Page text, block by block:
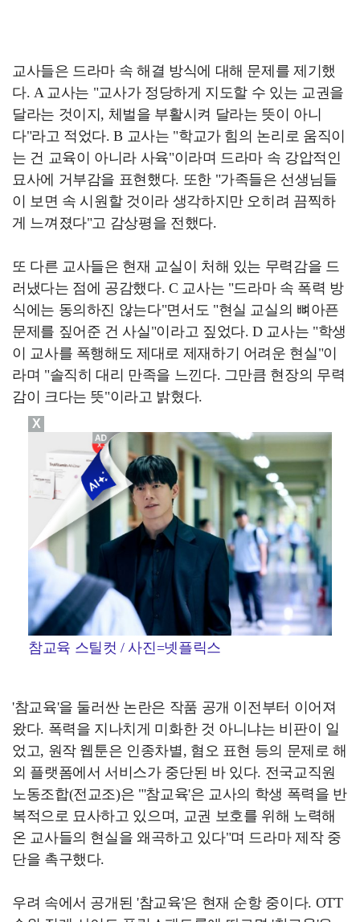
교사들은 드라마 속 해결 방식에 대해 문제를 제기했
다. A 교사는 "교사가 정당하게 지도할 수 있는 교권을
달라는 것이지, 체벌을 부활시켜 달라는 뜻이 아니
다"라고 적었다. B 교사는 "학교가 힘의 논리로 움직이
는 건 교육이 아니라 사육"이라며 드라마 속 강압적인
묘사에 거부감을 표현했다. 또한 "가족들은 선생님들
이 보면 속 시원할 것이라 생각하지만 오히려 끔찍하
게 느껴졌다"고 감상평을 전했다.
또 다른 교사들은 현재 교실이 처해 있는 무력감을 드
러냈다는 점에 공감했다. C 교사는 "드라마 속 폭력 방
식에는 동의하진 않는다"면서도 "현실 교실의 뼈아픈
문제를 짚어준 건 사실"이라고 짚었다. D 교사는 "학생
이 교사를 폭행해도 제대로 제재하기 어려운 현실"이
라며 "솔직히 대리 만족을 느낀다. 그만큼 현장의 무력
감이 크다는 뜻"이라고 밝혔다.
참교육 스틸컷 / 사진=넷플릭스
'참교육'을 둘러싼 논란은 작품 공개 이전부터 이어져
왔다. 폭력을 지나치게 미화한 것 아니냐는 비판이 일
었고, 원작 웹툰은 인종차별, 혐오 표현 등의 문제로 해
외 플랫폼에서 서비스가 중단된 바 있다. 전국교직원
노동조합(전교조)은 "'참교육'은 교사의 학생 폭력을 반
복적으로 묘사하고 있으며, 교권 보호를 위해 노력해
온 교사들의 현실을 왜곡하고 있다"며 드라마 제작 중
단을 촉구했다.
우려 속에서 공개된 '참교육'은 현재 순항 중이다. OTT
X